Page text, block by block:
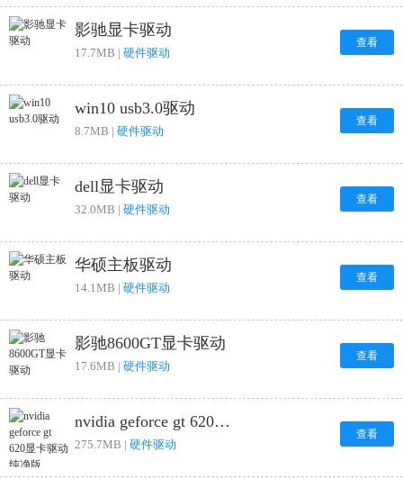
影驰显卡驱动
17.7MB | 硬件驱动
查看
win10 usb3.0驱动
8.7MB | 硬件驱动
查看
dell显卡驱动
32.0MB | 硬件驱动
查看
华硕主板驱动
14.1MB | 硬件驱动
查看
影驰8600GT显卡驱动
17.6MB | 硬件驱动
查看
nvidia geforce gt 620显卡驱动纯净版
275.7MB | 硬件驱动
查看